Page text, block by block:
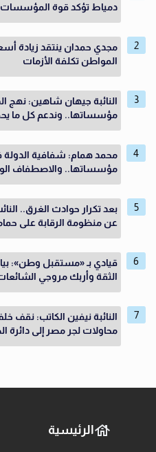
دمياط تؤكد قوة المؤسسات
مجدي حمدان ينتقد زيادة
المواطن تكلفة الأزمات
النائبة جيهان شاهين: نهج
مؤسساتها.. وندعم كل ما
محمد همام: شفافية الدولة
مؤسساتها.. والاصطفاف
بعد تكرار حوادث الغرق..
عن منظومة الرقابة على
قيادي بـ «مستقبل وطن»:
الثقة وأربك مروجي
النائبة نيفين الكاتب: نقف
محاولات لجر مصر إلى دائرة
الرئيسية